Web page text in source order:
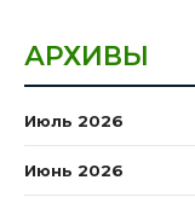
АРХИВЫ
Июль 2026
Июнь 2026